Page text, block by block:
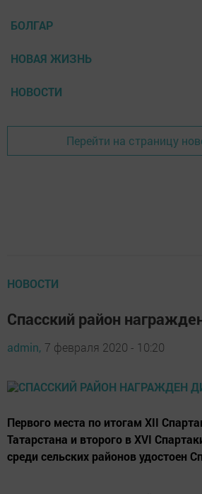
БОЛГАР
НОВАЯ ЖИЗНЬ
НОВОСТИ
Перейти на страницу
НОВОСТИ
Спасский район
admin, 7 февраля 2020 - 10:20
Первого места по итогам XII
Татарстана и второго в XVI
среди сельских районов удостоен